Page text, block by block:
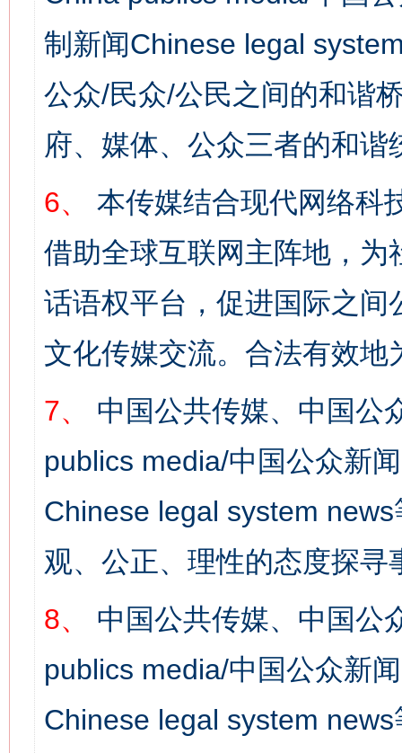
制新闻Chinese legal
公众/民众/公民之间的和谐
府、媒体、公众三者的和谐
6、
本传媒结合现代网络科
借助全球互联网主阵地，
话语权平台，促进国际之
文化传媒交流。合法有效地
7、
中国公共传媒、中国公
publics media/中国公众新
Chinese legal system
观、公正、理性的态度探寻
8、
中国公共传媒、中国公
publics media/中国公众新
Chinese legal system